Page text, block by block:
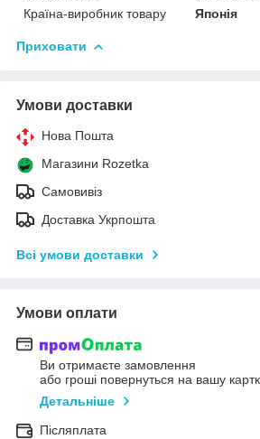
Країна-виробник товару
Японія
Приховати
Умови доставки
Нова Пошта
Магазини Rozetka
Самовивіз
Доставка Укрпошта
Всі умови доставки
Умови оплати
Ви отримаєте замовлення
або гроші повернуться на вашу
Детальніше
Післяплата